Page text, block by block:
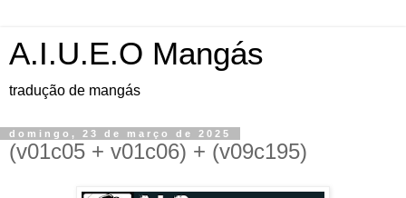
A.I.U.E.O Mangás
tradução de mangás
domingo, 23 de março de 2025
(v01c05 + v01c06) + (v09c195)